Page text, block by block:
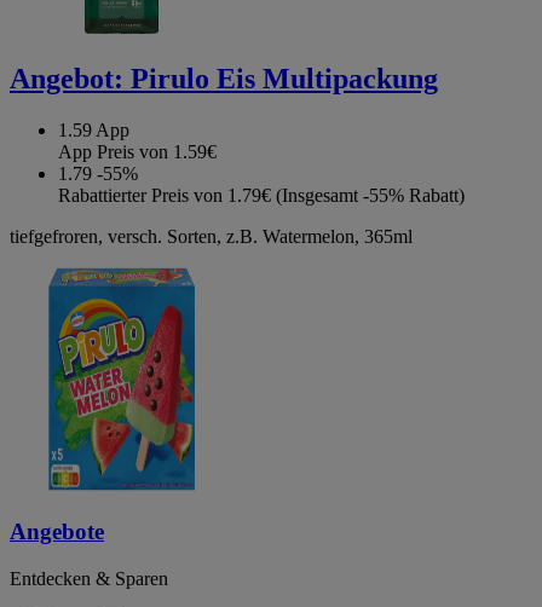
Angebot: Pirulo Eis Multipackung
1.59 App
App Preis von 1.59€
1.79 -55%
Rabattierter Preis von 1.79€ (Insgesamt -55% Rabatt)
tiefgefroren, versch. Sorten, z.B. Watermelon, 365ml
Angebote
Entdecken & Sparen